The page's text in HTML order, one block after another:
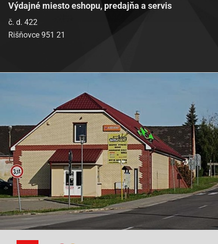
Výdajné miesto eshopu, predajňa a servis
č. d. 422
Rišňovce 951 21